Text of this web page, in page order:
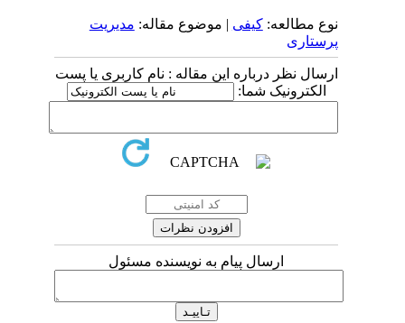
نوع مطالعه:کیفی| موضوع مقاله:مدیریت
پرستاری
ارسال نظر درباره این مقاله : نام کاربری یا پست
الکترونیک شما:
ارسال پیام به نویسنده مسئول